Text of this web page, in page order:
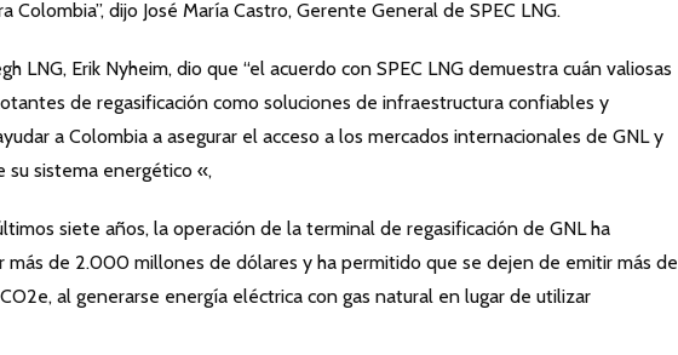
Colombia”, dijo José María Castro, Gerente General de SPEC LNG.
LNG, Erik Nyheim, dio que “el acuerdo con SPEC LNG demuestra cuán valiosas
de regasificación como soluciones de infraestructura confiables y
a Colombia a asegurar el acceso a los mercados internacionales de GNL y
su sistema energético «,
siete años, la operación de la terminal de regasificación de GNL ha
más de 2.000 millones de dólares y ha permitido que se dejen de emitir más de
al generarse energía eléctrica con gas natural en lugar de utilizar